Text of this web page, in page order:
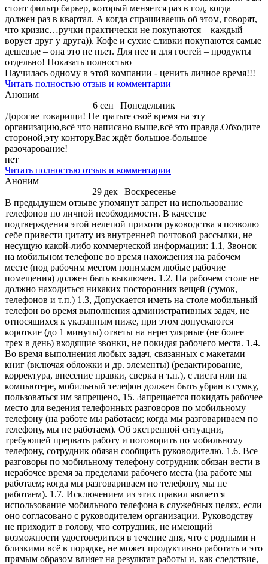
стоит фильтр барьер, который меняется раз в год, когда
должен раз в квартал. А когда спрашиваешь об этом, говорят,
что кризис…ручки практически не покупаются – каждый
ворует друг у друга)). Кофе и сухие сливки покупаются самые
дешевые – она это не пьет. Для нее и для гостей – продукты
отдельно! Показать полностью
Научилась одному в этой компании - ценить личное время!!!
Читать полностью отзыв и комментарии
Аноним
6 сен | Понедельник
Дорогие товарищи! Не тратьте своё время на эту
организацию,всё что написано выше,всё это правда.Обходите
стороной,эту контору.Вас ждёт большое-большое
разочарование!
нет
Читать полностью отзыв и комментарии
Аноним
29 дек | Воскресенье
В предыдущем отзыве упомянут запрет на использование
телефонов по личной необходимости. В качестве
подтверждения этой нелепой прихоти руководства я позволю
себе привести цитату из внутренней почтовой рассылки, не
несущую какой-либо коммерческой информации: 1.1, Звонок
на мобильном телефоне во время нахождения на рабочем
месте (под рабочим местом понимаем любые рабочие
помещения) должен быть выключен. 1.2. На рабочем столе не
должно находиться никаких посторонних вещей (сумок,
телефонов и т.п.) 1.3, Допускается иметь на столе мобильный
телефон во время выполнения административных задач, не
относящихся к указанным ниже, при этом допускаются
короткие (до 1 минуты) ответы на нерегулярные (не более
трех в день) входящие звонки, не покидая рабочего места. 1.4.
Во время выполнения любых задач, связанных с макетами
книг (включая обложки и др. элементы) (редактирование,
корректура, внесение правки, сверка и т.п.), с листа или на
компьютере, мобильный телефон должен быть убран в сумку,
пользоваться им запрещено, 15. Запрещается покидать рабочее
место для ведения телефонных разговоров по мобильному
телефону (на работе мы работаем; когда мы разговариваем по
телефону, мы не работаем). Об экстренной ситуации,
требующей прервать работу и поговорить по мобильному
телефону, сотрудник обязан сообщить руководителю. 1.6. Все
разговоры по мобильному телефону сотрудник обязан вести в
нерабочее время за пределами рабочего места (на работе мы
работаем; когда мы разговариваем по телефону, мы не
работаем). 1.7. Исключением из этих правил является
использование мобильного телефона в служебных целях, если
оно согласовано с руководителем организации. Руководству
не приходит в голову, что сотрудник, не имеющий
возможности удостовериться в течение дня, что с родными и
близкими всё в порядке, не может продуктивно работать и это
прямым образом влияет на результат работы и, как следствие,